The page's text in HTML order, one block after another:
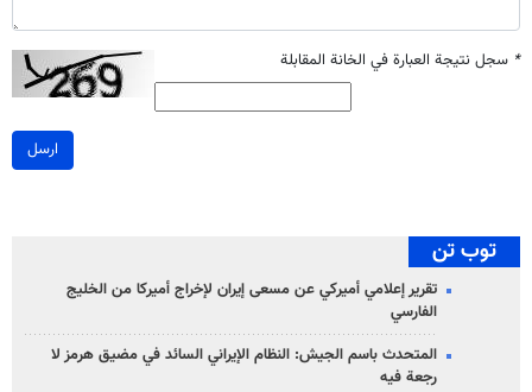
* سجل نتيجة العبارة في الخانة المقابلة
ارسل
توب تن
تقرير إعلامي أميركي عن مسعى إيران لإخراج أميركا من الخليج
الفارسي
المتحدث باسم الجيش: النظام الإيراني السائد في مضيق هرمز لا
رجعة فيه